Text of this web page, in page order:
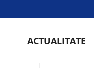
ACTUALITATE